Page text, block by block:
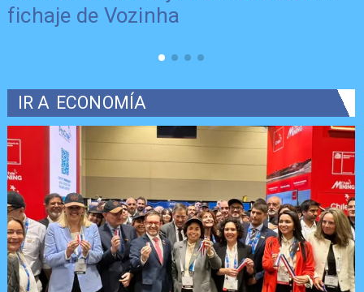
fichaje de Vozinha
IR A ECONOMÍA